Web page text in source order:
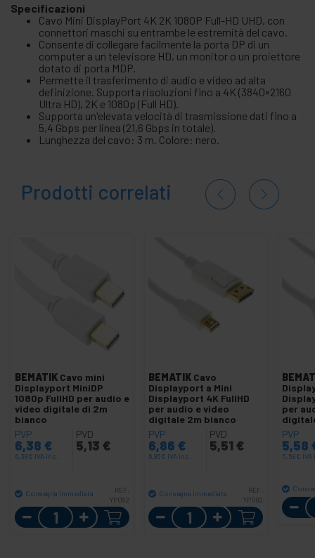
Specificazioni
Cavo Mini DisplayPort 4K 2K 1080P Full-HD UHD, con
connettori maschi su entrambe le estremità del cavo.
Consente di collegare facilmente la porta DP di un
computer a un televisore HD, un monitor o un proiettore
dotato di porta MDP.
Permette il trasferimento di audio e video ad alta
definizione. Supporta risoluzioni fino a 4K (3840×2160
Ultra HD), 2K e 1080p (Full HD).
Supporta un'elevata velocità di trasmissione dati fino a
5,4 Gbps per linea (21,6 Gbps in totale).
Lunghezza del cavo: 3 m. Colore: nero.
Prodotti correlati
BEMATIK Cavo mini
Displayport MiniDP
1080p FullHD per audio e
video digitale di 2m
bianco
PVP
6,38 €
6,38 € IVA inc.
PVD
5,13 €
Consegna immediata
REF:
YP092
Quantità
BEMATIK Cavo
Displayport a Mini
Displayport 4K FullHD
per audio e video
digitale 2m bianco
PVP
6,86 €
6,86 € IVA inc.
PVD
5,51 €
Consegna immediata
REF:
YP082
Quantità
per
PVP
5,58
5,58 €